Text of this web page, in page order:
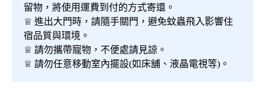
留物，將使用運費到付的方式寄還。
♕ 進出大門時，請隨手關門，避免蚊蟲飛入影響住
宿品質與環境。
♕ 請勿攜帶寵物，不便處請見諒。
♕ 請勿任意移動室內擺設(如床舖、液晶電視等)。